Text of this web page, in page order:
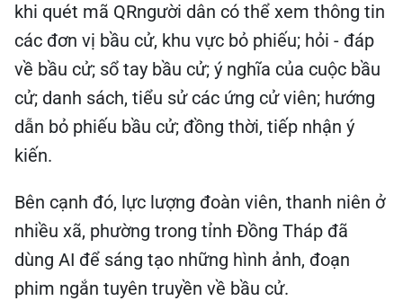
khi quét mã QRngười dân có thể xem thông tin
các đơn vị bầu cử, khu vực bỏ phiếu; hỏi - đáp
về bầu cử; sổ tay bầu cử; ý nghĩa của cuộc bầu
cử; danh sách, tiểu sử các ứng cử viên; hướng
dẫn bỏ phiếu bầu cử; đồng thời, tiếp nhận ý
kiến.
Bên cạnh đó, lực lượng đoàn viên, thanh niên ở
nhiều xã, phường trong tỉnh Đồng Tháp đã
dùng AI để sáng tạo những hình ảnh, đoạn
phim ngắn tuyên truyền về bầu cử.